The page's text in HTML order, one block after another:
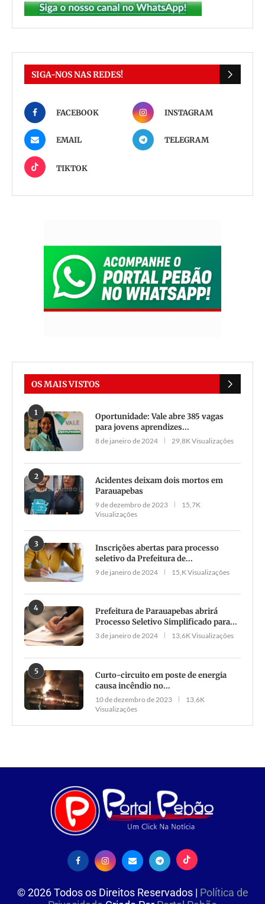
SIGA-NOS NAS REDES!
FACEBOOK INSTAGRAM
EMAIL TELEGRAM
TIKTOK
OS MAIS VISTOS
1
Oportunidade: Vale abre 385 vagas
para jovens aprendizes...
8 de janeiro de 2024 29,8K Visualizações
2
Acidentes deixam dois mortos em
Parauapebas
9 de dezembro de 2023
15,7K
Visualizações
3
Inscrições abertas para processo
seletivo da Prefeitura de...
9 de janeiro de 2024 15,K Visualizações
4
Prefeitura de Parauapebas abrirá
Processo Seletivo Simplificado para...
3 de janeiro de 2024 13,6K Visualizações
5
Curto-circuito em poste de energia
causa incêndio no...
10 de dezembro de 2023
13,6K
Visualizações
©2026Todos os Direitos Reservados | Política de